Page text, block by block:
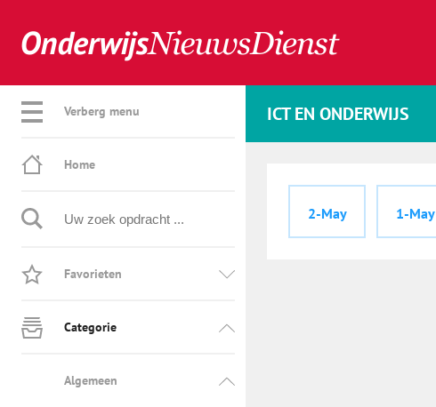
Verberg menu
Home
Favorieten
Categorie
Algemeen
ICT EN ONDERWIJS
2-May 1-May